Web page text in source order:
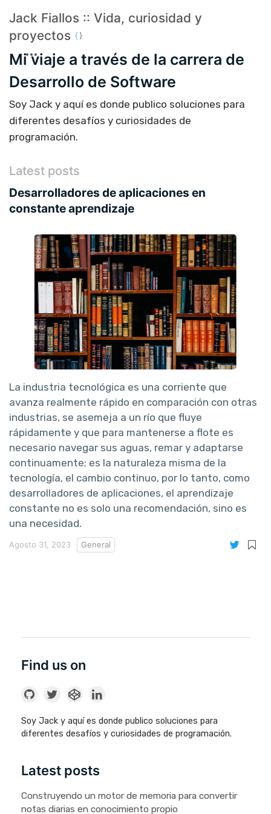
Jack Fiallos :: Vida, curiosidad y
proyectos
Mi viaje a través de la carrera de
Desarrollo de Software
Soy Jack y aquí es donde publico soluciones para
diferentes desafíos y curiosidades de
programación.
Latest posts
Desarrolladores de aplicaciones en
constante aprendizaje
La industria tecnológica es una corriente que
avanza realmente rápido en comparación con otras
industrias, se asemeja a un río que fluye
rápidamente y que para mantenerse a flote es
necesario navegar sus aguas, remar y adaptarse
continuamente; es la naturaleza misma de la
tecnología, el cambio continuo, por lo tanto, como
desarrolladores de aplicaciones, el aprendizaje
constante no es solo una recomendación, sino es
una necesidad.
Agosto 31, 2023 General
Find us on
Soy Jack y aquí es donde publico soluciones para
diferentes desafíos y curiosidades de programación.
Latest posts
Construyendo un motor de memoria para convertir
notas diarias en conocimiento propio